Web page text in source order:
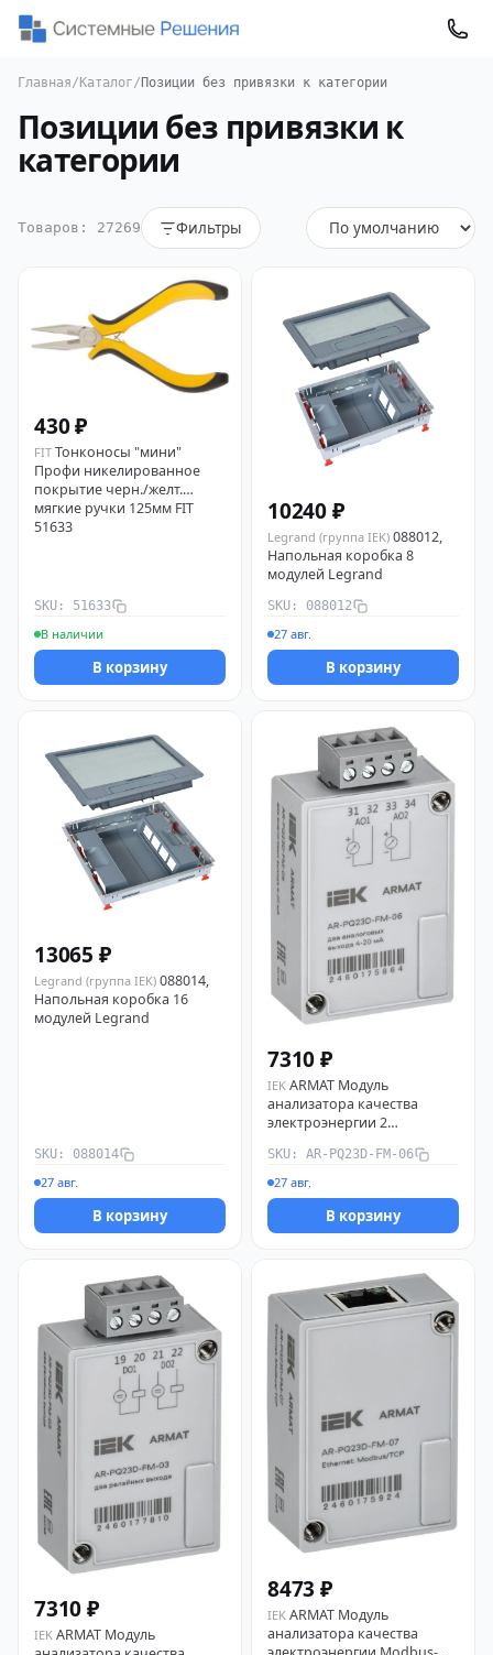
Главная/ Каталог/ Позиции без привязки к категории
Позиции без привязки к
категории
Товаров: 27269 Фильтры
430 ₽
FIT Тонконосы "мини"
Профи никелированное
покрытие черн./желт.
мягкие ручки 125мм FIT
51633
SKU: 51633
В наличии
В корзину
10240 ₽
Legrand (группа IEK) 088012,
Напольная коробка 8
модулей Legrand
SKU: 088012
27 авг.
В корзину
13065 ₽
Legrand (группа IEK) 088014,
Напольная коробка 16
модулей Legrand
SKU: 088014
27 авг.
В корзину
7310 ₽
IEK ARMAT Модуль
анализатора качества
электроэнергии 2
PQ23D-FM-06
SKU: AR-PQ23D-FM-06
27 авг.
В корзину
7310 ₽
IEK ARMAT Модуль
8473 ₽
IEK ARMAT Модуль
анализатора качества